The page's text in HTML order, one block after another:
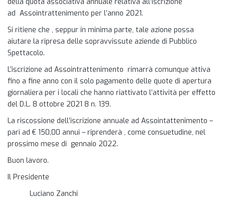
ad Assointrattenimento per l’anno 2021.
Si ritiene che , seppur in minima parte, tale azione possa
aiutare la ripresa delle sopravvissute aziende di Pubblico
Spettacolo.
L’iscrizione ad Assointrattenimento rimarrà comunque attiva
fino a fine anno con il solo pagamento delle quote di apertura
giornaliera per i locali che hanno riattivato l’attività per effetto
del D.L. 8 ottobre 2021 8 n. 139.
La riscossione dell’iscrizione annuale ad Assointattenimento –
pari ad € 150,00 annui – riprenderà , come consuetudine, nel
prossimo mese di gennaio 2022.
Buon lavoro.
Il Presidente
Luciano Zanchi